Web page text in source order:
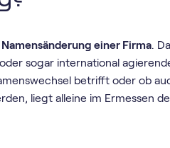
Namensänderung einer Firma.
sogar international
betrifft oder ob
liegt alleine im Ermessen